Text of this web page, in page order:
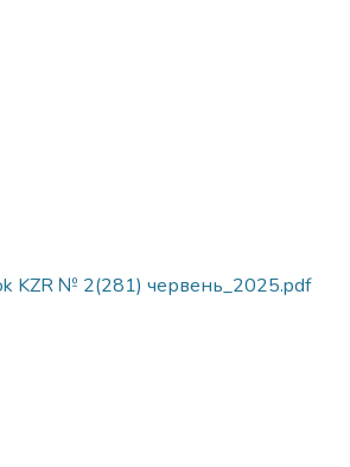
KZR № 2(281) червень_2025.pdf